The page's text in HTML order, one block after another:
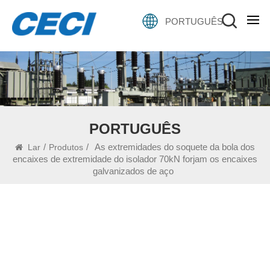
PORTUGUÊS
PORTUGUÊS
Lar / Produtos / As extremidades do soquete da bola dos
encaixes de extremidade do isolador 70kN forjam os encaixes
galvanizados de aço